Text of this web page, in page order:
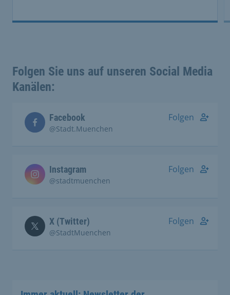
Folgen Sie uns auf unseren Social Media
Kanälen:
Facebook
@Stadt.Muenchen
Folgen
Instagram
@stadtmuenchen
Folgen
X (Twitter)
@StadtMuenchen
Folgen